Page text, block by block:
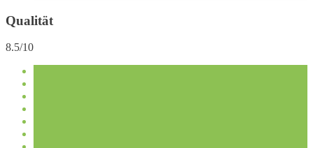
Qualität
8.5/10